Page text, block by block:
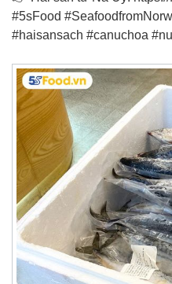
#5sFood
#haisansach #canuchoa